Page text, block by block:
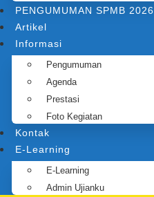
PENGUMUMAN SPMB 2026
Artikel
Informasi
Pengumuman
Agenda
Prestasi
Foto Kegiatan
Kontak
E-Learning
E-Learning
Admin Ujianku